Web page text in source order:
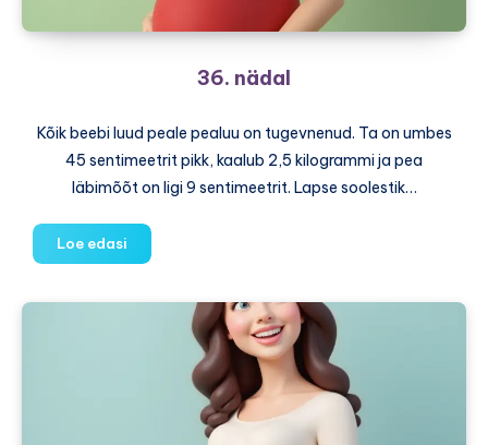
36. nädal
Kõik beebi luud peale pealuu on tugevnenud. Ta on umbes
45 sentimeetrit pikk, kaalub 2,5 kilogrammi ja pea
läbimõõt on ligi 9 sentimeetrit. Lapse soolestik…
Loe edasi
nädal